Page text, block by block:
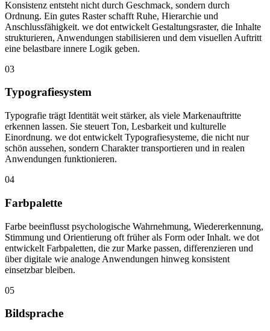
Konsistenz entsteht nicht durch Geschmack, sondern durch
Ordnung. Ein gutes Raster schafft Ruhe, Hierarchie und
Anschlussfähigkeit. we dot entwickelt Gestaltungsraster, die Inhalte
strukturieren, Anwendungen stabilisieren und dem visuellen Auftritt
eine belastbare innere Logik geben.
03
Typografiesystem
Typografie trägt Identität weit stärker, als viele Markenauftritte
erkennen lassen. Sie steuert Ton, Lesbarkeit und kulturelle
Einordnung. we dot entwickelt Typografiesysteme, die nicht nur
schön aussehen, sondern Charakter transportieren und in realen
Anwendungen funktionieren.
04
Farbpalette
Farbe beeinflusst psychologische Wahrnehmung, Wiedererkennung,
Stimmung und Orientierung oft früher als Form oder Inhalt. we dot
entwickelt Farbpaletten, die zur Marke passen, differenzieren und
über digitale wie analoge Anwendungen hinweg konsistent
einsetzbar bleiben.
05
Bildsprache